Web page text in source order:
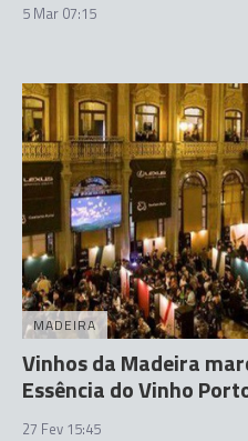
5 Mar 07:15
MADEIRA
Vinhos da Madeira
Essência do Vinho
27 Fev 15:45